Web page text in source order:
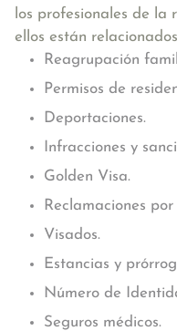
los profesionales de la
ellos están
Reagrupación
Permisos de
Deportaciones.
Infracciones y
Golden Visa.
Reclamaciones
Visados.
Estancias y
Número de
Seguros médicos.